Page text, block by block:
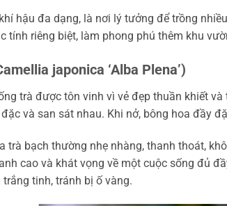
hậu đa dạng, là nơi lý tưởng để trồng
tính riêng biệt, làm phong phú thêm khu
japonica ‘Alba Plena’)
trà được tôn vinh vì vẻ đẹp thuần khiết
và san sát nhau. Khi nở, bông hoa đầy
trà bạch thường nhẹ nhàng, thanh thoát,
cao và khát vọng về một cuộc sống đủ
tinh, tránh bị ố vàng.